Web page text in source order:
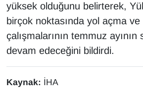
yüksek olduğunu belirterek,
birçok noktasında yol açma
çalışmalarının temmuz ayının
devam edeceğini bildirdi.
Kaynak: İHA
TEBRİK
TEKNOLOJİ
VAN'DA SPOR